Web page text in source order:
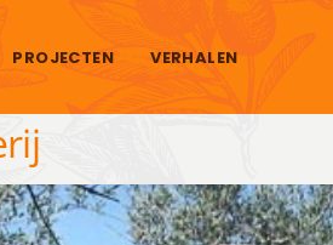
PROJECTEN VERHALEN